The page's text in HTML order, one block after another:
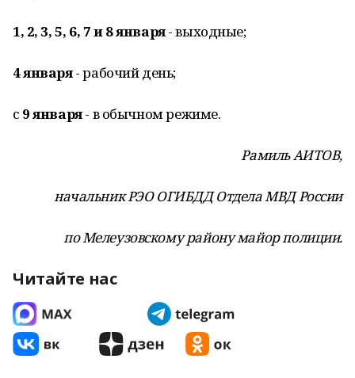
1, 2, 3, 5, 6, 7 и 8 января- выходные;
4 января- рабочий день;
с 9 января- в обычном режиме.
Рамиль АИТОВ,
начальник РЭО ОГИБДД Отдела МВД России
по Мелеузовскому району майор полиции.
Читайте нас